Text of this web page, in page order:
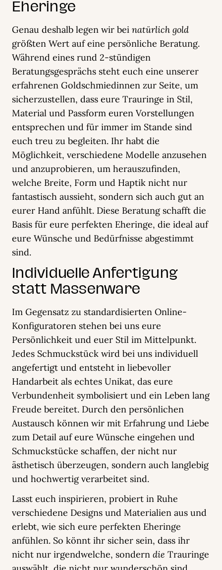
Eheringe
Genau deshalb legen wir bei natürlich gold
größten Wert auf eine persönliche Beratung.
Während eines rund 2-stündigen
Beratungsgesprächs steht euch eine unserer
erfahrenen Goldschmiedinnen zur Seite, um
sicherzustellen, dass eure Trauringe in Stil,
Material und Passform euren Vorstellungen
entsprechen und für immer im Stande sind
euch treu zu begleiten. Ihr habt die
Möglichkeit, verschiedene Modelle anzusehen
und anzuprobieren, um herauszufinden,
welche Breite, Form und Haptik nicht nur
fantastisch aussieht, sondern sich auch gut an
eurer Hand anfühlt. Diese Beratung schafft die
Basis für eure perfekten Eheringe, die ideal auf
eure Wünsche und Bedürfnisse abgestimmt
sind.
Individuelle Anfertigung
statt Massenware
Im Gegensatz zu standardisierten Online-
Konfiguratoren stehen bei uns eure
Persönlichkeit und euer Stil im Mittelpunkt.
Jedes Schmuckstück wird bei uns individuell
angefertigt und entsteht in liebevoller
Handarbeit als echtes Unikat, das eure
Verbundenheit symbolisiert und ein Leben lang
Freude bereitet. Durch den persönlichen
Austausch können wir mit Erfahrung und Liebe
zum Detail auf eure Wünsche eingehen und
Schmuckstücke schaffen, der nicht nur
ästhetisch überzeugen, sondern auch langlebig
und hochwertig verarbeitet sind.
Lasst euch inspirieren, probiert in Ruhe
verschiedene Designs und Materialien aus und
erlebt, wie sich eure perfekten Eheringe
anfühlen. So könnt ihr sicher sein, dass ihr
nicht nur irgendwelche, sondern die Trauringe